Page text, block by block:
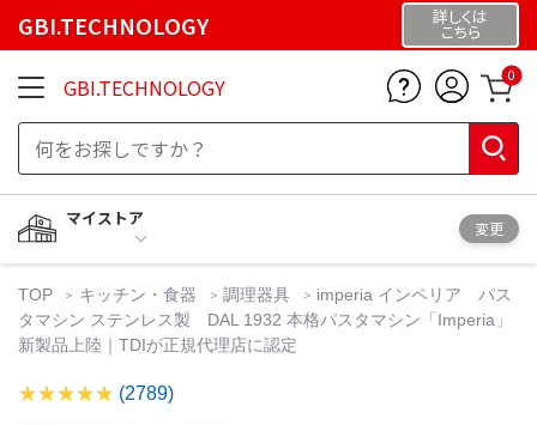
GBI.TECHNOLOGY 詳しくは
こちら
GBI.TECHNOLOGY 0
マイストア
変更
TOP キッチン・食器 調理器具
imperia インペリア パス
タマシン ステンレス製 DAL 1932 本格パスタマシン「Imperia」
新製品上陸｜TDIが正規代理店に認定
(2789)